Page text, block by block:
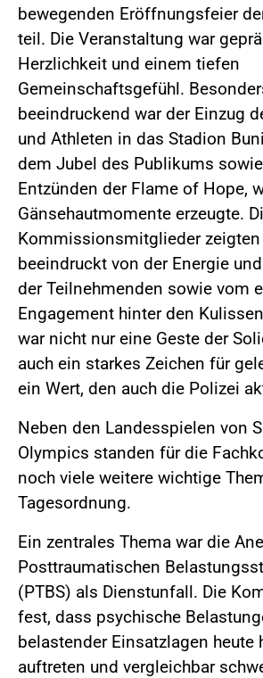
bewegenden Eröffnungsfeier
teil. Die Veranstaltung war
Herzlichkeit und einem tiefen
Gemeinschaftsgefühl.
beeindruckend war der Einzug
und Athleten in das Stadion
dem Jubel des Publikums
Entzünden der Flame of Hope,
Gänsehautmomente erzeugte.
Kommissionsmitglieder
beeindruckt von der Energie
der Teilnehmenden sowie vom
Engagement hinter den
war nicht nur eine Geste der
auch ein starkes Zeichen für
ein Wert, den auch die Polizei
Neben den Landesspielen von
Olympics standen für die
noch viele weitere wichtige
Tagesordnung.
Ein zentrales Thema war die
Posttraumatischen
(PTBS) als Dienstunfall. Die
fest, dass psychische
belastender Einsatzlagen heute
auftreten und vergleichbar